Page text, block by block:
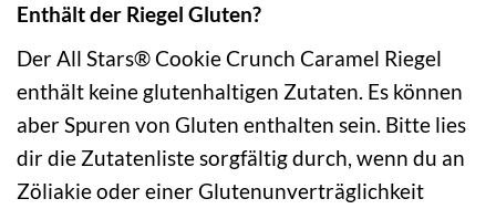
Enthält der Riegel Gluten?
Der All Stars® Cookie Crunch Caramel Riegel
enthält keine glutenhaltigen Zutaten. Es können
aber Spuren von Gluten enthalten sein. Bitte lies
dir die Zutatenliste sorgfältig durch, wenn du an
Zöliakie oder einer Glutenunverträglichkeit